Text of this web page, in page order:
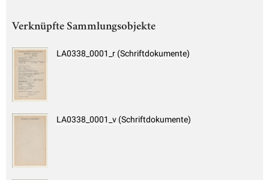
Verknüpfte Sammlungsobjekte
LA0338_0001_r (Schriftdokumente)
LA0338_0001_v (Schriftdokumente)